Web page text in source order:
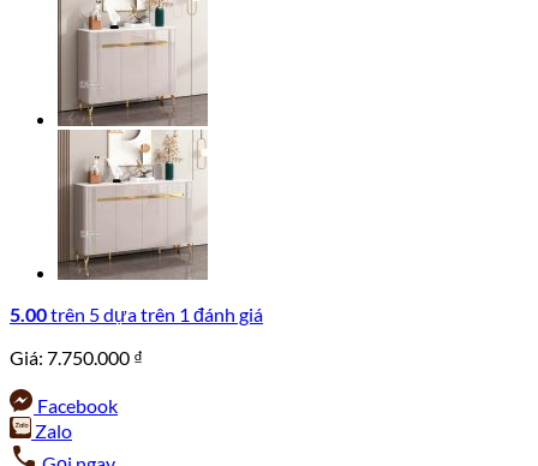
5.00trên 5 dựa trên 1 đánh giá
Giá: 7.750.000 ₫
Facebook
Zalo